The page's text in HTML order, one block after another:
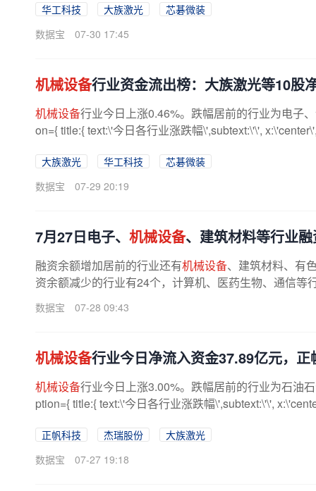
华工科技 大族激光
芯碁微装
数据宝
07-30 17:45
机械设备行业资金流出榜：大族激光等10股
机械设备行业今日上涨0.46%。跌幅居前的行业为电子
on={ title:{ text:\'今日各行业涨跌幅\',subtext:\'\',
大族激光 华工科技
芯碁微装
数据宝
07-29 20:19
7月27日电子、 机械设备、建筑材料等行业
融资余额增加居前的行业还有机械设备、建筑材料、有
资余额减少的行业有24个，计算机、医药生物、通信
数据宝 07-28 09:43
机械设备行业今日净流入资金37.89亿元，
机械设备行业今日上涨3.00%。跌幅居前的行业为石油
ption={ title:{ text:\'今日各行业涨跌幅\',subtext:\'\',
正帆科技 杰瑞股份
大族激光
数据宝
07-27 19:18